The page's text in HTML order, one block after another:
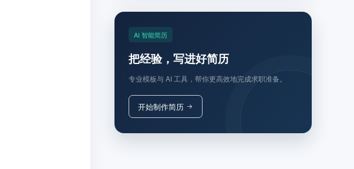
AI 智能简历
把经验，写进好简历
专业模板与 AI 工具，帮你更高效地完成求职准备。
开始制作简历